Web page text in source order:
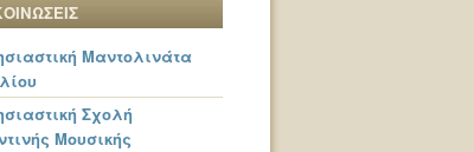
Μαντολινάτα
Σχολή
Μουσικής